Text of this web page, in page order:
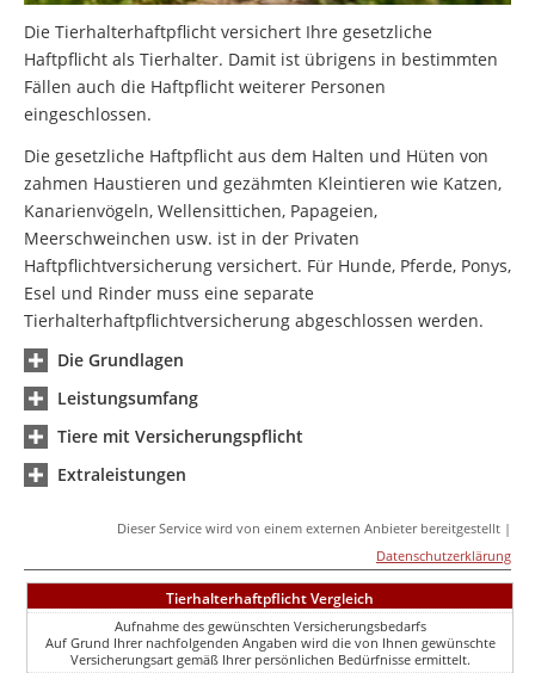
Die Tierhalterhaftpflicht versichert Ihre gesetzliche
Haftpflicht als Tierhalter. Damit ist übrigens in bestimmten
Fällen auch die Haftpflicht weiterer Personen
eingeschlossen.
Die gesetzliche Haftpflicht aus dem Halten und Hüten von
zahmen Haustieren und gezähmten Kleintieren wie Katzen,
Kanarienvögeln, Wellensittichen, Papageien,
Meerschweinchen usw. ist in der Privaten
Haftpflichtversicherung versichert. Für Hunde, Pferde, Ponys,
Esel und Rinder muss eine separate
Tierhalterhaftpflichtversicherung abgeschlossen werden.
Die Grundlagen
Leistungsumfang
Tiere mit Versicherungspflicht
Extraleistungen
Dieser Service wird von einem externen Anbieter bereitgestellt |
Datenschutzerklärung
Tierhalterhaftpflicht Vergleich
Aufnahme des gewünschten Versicherungsbedarfs
Auf Grund Ihrer nachfolgenden Angaben wird die von Ihnen gewünschte
Versicherungsart gemäß Ihrer persönlichen Bedürfnisse ermittelt.